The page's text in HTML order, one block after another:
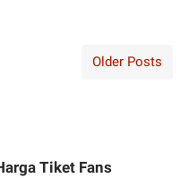
Older Posts
Tiket Fans